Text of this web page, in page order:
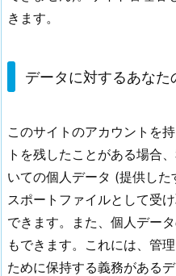
きます。
データに対するあなた
このサイトのアカウントを
トを残したことがある場合
いての個人データ (提供し
スポートファイルとして受
できます。また、個人デー
もできます。これには、管
ために保持する義務がある